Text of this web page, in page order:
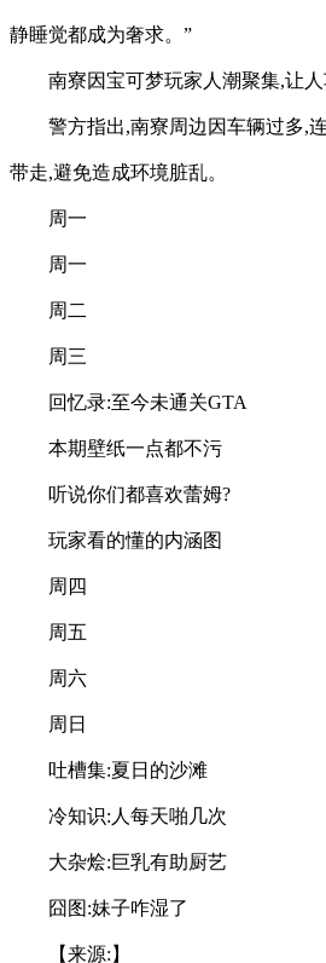
静睡觉都成为奢求。”
南寮因宝可梦玩家人潮聚集,让
警方指出,南寮周边因车辆过多,
带走,避免造成环境脏乱。
周一
周一
周二
周三
回忆录:至今未通关GTA
本期壁纸一点都不污
听说你们都喜欢蕾姆?
玩家看的懂的内涵图
周四
周五
周六
周日
吐槽集:夏日的沙滩
冷知识:人每天啪几次
大杂烩:巨乳有助厨艺
囧图:妹子咋湿了
【来源:】